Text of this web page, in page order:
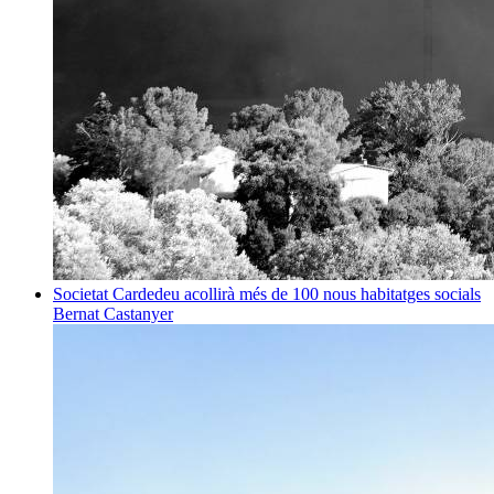
Societat Cardedeu acollirà més de 100 nous habitatges socials
Bernat Castanyer